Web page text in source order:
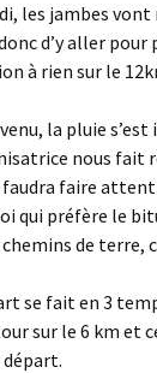
les jambes
d’y aller
à rien sur le
la pluie
nous fait
faudra faire
qui préfère le
de terre,
se fait en 3
sur le 6 km et
départ.